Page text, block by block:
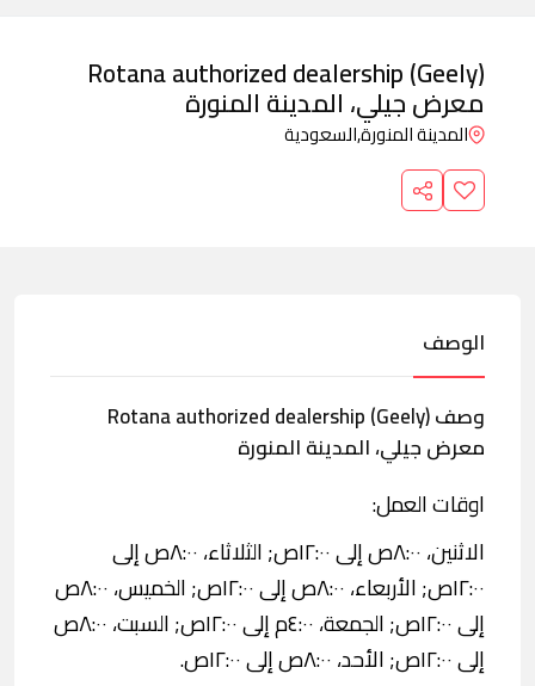
Rotana authorized dealership (Geely)
معرض جيلي، المدينة المنورة
المدينة المنورة,السعودية
الوصف
وصف Rotana authorized dealership (Geely)
معرض جيلي، المدينة المنورة
اوقات العمل:
الاثنين، ٨:٠٠ص إلى ١٢:٠٠ص; الثلاثاء، ٨:٠٠ص إلى
١٢:٠٠ص; الأربعاء، ٨:٠٠ص إلى ١٢:٠٠ص; الخميس، ٨:٠٠ص
إلى ١٢:٠٠ص; الجمعة، ٤:٠٠م إلى ١٢:٠٠ص; السبت، ٨:٠٠ص
إلى ١٢:٠٠ص; الأحد، ٨:٠٠ص إلى ١٢:٠٠ص.